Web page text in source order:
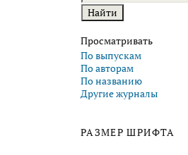
Просматривать
По выпускам
По авторам
По названию
Другие журналы
РАЗМЕР ШРИФТА